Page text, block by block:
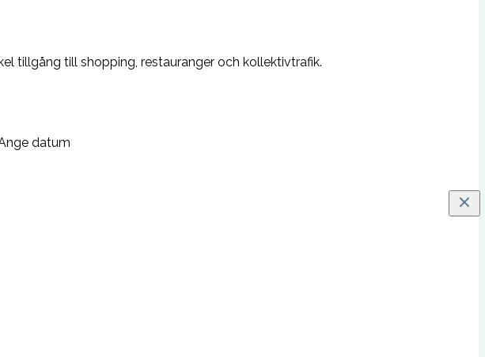
tillgång till shopping, restauranger och kollektivtrafik.
datum